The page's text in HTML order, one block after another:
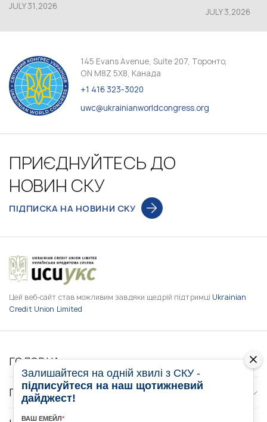
JULY 31,2026
JULY 3,2026
145 Evans Avenue, Suite 207, Торонто,
ON M8Z 5X8, Канада
+1 416 323-3020
uwc@ukrainianworldcongress.org
ПРИЄДНУЙТЕСЬ ДО
НОВИН СКУ
ПІДПИСКА НА НОВИНИ СКУ
Цей веб-сайт став можливим завдяки щедрій підтримці Ukrainian
Credit Union Limited
ГОЛОВНА
ПРО НАС
Залишайтеся на одній хвилі з СКУ -
підписуйтеся на наш щотижневий
дайджест!
ВАШ ЕМЕЙЛ*